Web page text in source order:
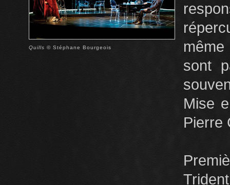
Quills © Stéphane Bourgeois
sont
Mise
Pierre